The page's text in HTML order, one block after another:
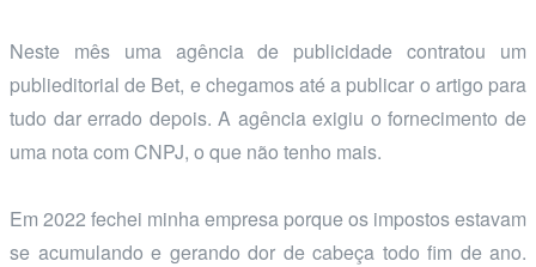
Neste mês uma agência de publicidade contratou um
publieditorial de Bet, e chegamos até a publicar o artigo para
tudo dar errado depois. A agência exigiu o fornecimento de
uma nota com CNPJ, o que não tenho mais.
Em 2022 fechei minha empresa porque os impostos estavam
se acumulando e gerando dor de cabeça todo fim de ano.